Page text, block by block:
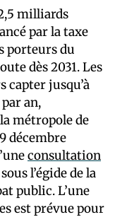
milliards
par la taxe
porteurs du
dès 2031. Les
jusqu’à
an,
métropole de
décembre
consultation
l’égide de la
public. L’une
est prévue pour